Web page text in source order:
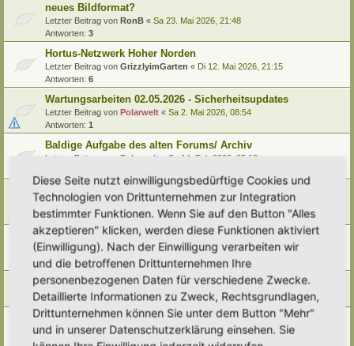
neues Bildformat?
Letzter Beitrag von RonB « Sa 23. Mai 2026, 21:48
Antworten: 3
Hortus-Netzwerk Hoher Norden
Letzter Beitrag von GrizzlyimGarten « Di 12. Mai 2026, 21:15
Antworten: 6
Wartungsarbeiten 02.05.2026 - Sicherheitsupdates
Letzter Beitrag von Polarwelt « Sa 2. Mai 2026, 08:54
Antworten: 1
Baldige Aufgabe des alten Forums/ Archiv
Letzter Beitrag von Polarwelt
Sa 14. Feb 2026, 05:12
FAQ: Erläuterung Forensymbole
Letzter Beitrag von Polarwelt «Di 10. Feb 2026, 06:05
Antworten:2
Ausfall Hortus-Netzwerk heute Morgen 09.02.2026
Letzter Beitrag vonPolarwelt «Mo 9. Feb 2026, 22:08
Antworten:2
Vielen lieben Dank für die Unterstützung 2025
Letzter Beitrag vonPolarwelt«Do 1. Jan 2026, 07:02
Mal wieder Angriffe aufs Hortus-Netzwerk
Letzter Beitrag vonAmarille«Do 16. Okt 2025, 13:32
Diese Seite nutzt einwilligungsbedürftige Cookies und
Technologien von Drittunternehmen zur Integration
bestimmter Funktionen. Wenn Sie auf den Button "Alles
akzeptieren" klicken, werden diese Funktionen aktiviert
(Einwilligung). Nach der Einwilligung verarbeiten wir
und die betroffenen Drittunternehmen Ihre
personenbezogenen Daten für verschiedene Zwecke.
Detaillierte Informationen zu Zweck, Rechtsgrundlagen,
Drittunternehmen können Sie unter dem Button "Mehr"
und in unserer Datenschutzerklärung einsehen. Sie